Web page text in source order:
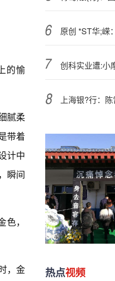
的愉
腻柔
带着
计中
瞬间
，
，金
热点视频